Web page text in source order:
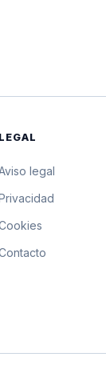
LEGAL
legal